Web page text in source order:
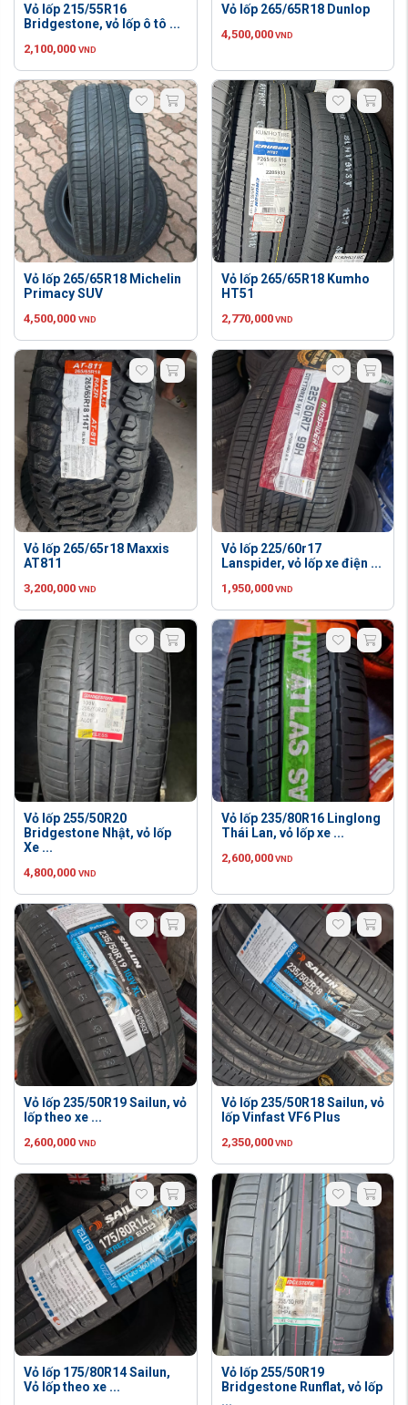
Vỏ lốp 215/55R16
Bridgestone, vỏ lốp ô tô ...
2,100,000 VND
Vỏ lốp 265/65R18 Dunlop
4,500,000 VND
Vỏ lốp 265/65R18 Michelin
Primacy SUV
4,500,000 VND
Vỏ lốp 265/65R18 Kumho
HT51
2,770,000 VND
Vỏ lốp 265/65r18 Maxxis
AT811
3,200,000 VND
Vỏ lốp 225/60r17
Lanspider, vỏ lốp xe điện ...
1,950,000 VND
Vỏ lốp 255/50R20
Bridgestone Nhật, vỏ lốp
Xe ...
4,800,000 VND
Vỏ lốp 235/80R16 Linglong
Thái Lan, vỏ lốp xe ...
2,600,000 VND
Vỏ lốp 235/50R19 Sailun, vỏ
lốp theo xe ...
2,600,000 VND
Vỏ lốp 235/50R18 Sailun, vỏ
lốp Vinfast VF6 Plus
2,350,000 VND
Vỏ lốp 175/80R14 Sailun,
Vỏ lốp theo xe ...
Vỏ lốp 255/50R19
Bridgestone Runflat, vỏ lốp
...